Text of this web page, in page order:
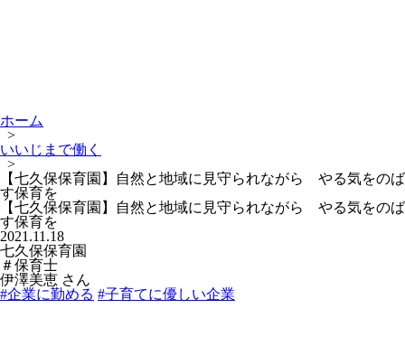
ホーム
>
いいじまで働く
>
【七久保保育園】自然と地域に見守られながら やる気をのば
す保育を
【七久保保育園】自然と地域に見守られながら やる気をのば
す保育を
2021.11.18
七久保保育園
＃保育士
伊澤美恵 さん
#企業に勤める #子育てに優しい企業